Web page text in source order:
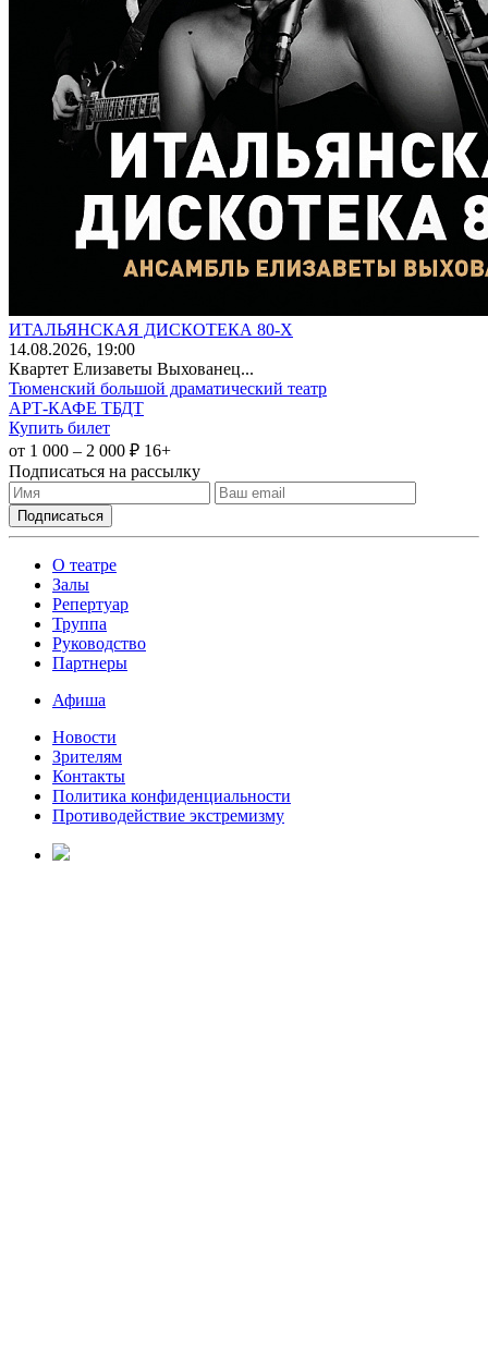
ИТАЛЬЯНСКАЯ ДИСКОТЕКА 80-Х
14.08.2026, 19:00
Квартет Елизаветы Выхованец...
Тюменский большой драматический театр
АРТ-КАФЕ ТБДТ
Купить билет
от 1 000 – 2 000 ₽ 16+
Подписаться на рассылку
О театре
Залы
Репертуар
Труппа
Руководство
Партнеры
Афиша
Новости
Зрителям
Контакты
Политика конфиденциальности
Противодействие экстремизму